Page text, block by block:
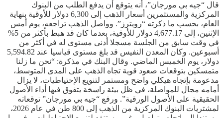
قال “جيه بي مورجان”، أنه يتوقع أن يدفع الطلب من البنوك
المركزية والمستثمرين أسعار الذهب إلى 6,300 دولار للأوقية بنهاية
العام، بحسب ما ذكرته “رويترز”. وواصل الذهب تراجعه، يوم أمس
الإثنين، إلى 4,677.17 دولار للأوقية، بعدما كان قد هبط بأكثر من 5%
في وقت سابق من الجلسة مسجلا أدنى مستوى له في أكثر من
أسبوعين. وكان المعدن النفيس قد بلغ مستوى قياسيا عند 5,594.82
دولار، يوم الخميس الماضي. وقال البنك في مذكرة: “نحن ما زلنا
متمسكين بتوقعات صعود قوية تجاه الذهب على المدى المتوسط،
مدعومة بإتجاه هيكلي واضح ومستمر لتنويع الإحتياطيات، لا يزال
أمامه مجال للمواصلة، في ظل بيئة راسخة يتفوق فيها أداء الأصول
الحقيقية على الأصول الورقية”. ورفع “جيه بي مورجان” توقعاته
لمشتريات البنوك المركزية من الذهب إلى 800 طن في عام 2026،